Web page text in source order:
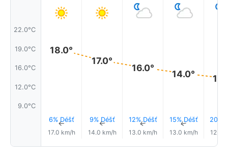
22.0°C
19.0°C
16.0°C
12.0°C
9.0°C
18.0°
6% Déšť
↑
17.0 km/h
17.0°
9% Déšť
↑
14.0 km/h
16.0°
12% Déšť
↑
13.0 km/h
14.0°
15% Déšť
↑
13.0 km/h
20%
12.0